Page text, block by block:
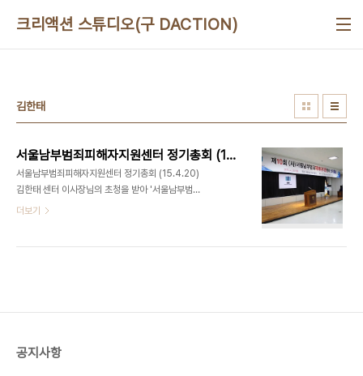
크리액션 스튜디오(구 DACTION)
김한태
서울남부범죄피해자지원센터 정기총회 (15.4.20)
서울남부범죄피해자지원센터 정기총회 (15.4.20)
김한태 센터 이사장님의 초청을 받아 '서울남부범죄
피해자지원센터 정기총회'에 다녀왔습니다. 강서구
액션) 사진/영상 스튜디오ㅣ강연/세미나 ㅣ 파티/이
더보기
공지사항